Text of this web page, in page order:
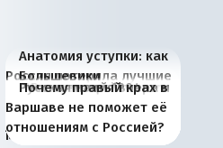
Анатомия уступки: как
Россия потеряла лучшие
рыбопромысловые
районы Баренцева
моря
Большевики
отличаются от «Яблока»
тем, что они -
победители
Киевская марионетка
Запада рассказала о
«переобувании» хозяев
В России назрели
перемены: 15 шагов к
суверенной экономике
Миграционный пожар
Европы
Россия начинает
сбрасывать балласт
Анкориджа
Россия зимой 1904
года: первые уступки во
внутренней политике
Русская нация вчера и
сегодня
Почему правый крах в
Варшаве не поможет её
отношениям с Россией?